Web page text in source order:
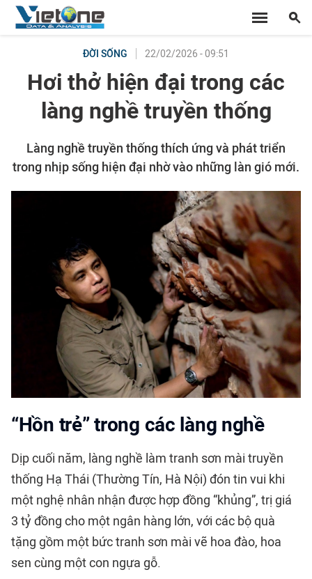
ĐỜI SỐNG 22/02/2026 - 09:51
Hơi thở hiện đại trong các
làng nghề truyền thống
Làng nghề truyền thống thích ứng và phát triển
trong nhịp sống hiện đại nhờ vào những làn gió mới.
“Hồn trẻ” trong các làng nghề
Dịp cuối năm, làng nghề làm tranh sơn mài truyền
thống Hạ Thái (Thường Tín, Hà Nội) đón tin vui khi
một nghệ nhân nhận được hợp đồng “khủng”, trị giá
3 tỷ đồng cho một ngân hàng lớn, với các bộ quà
tặng gồm một bức tranh sơn mài vẽ hoa đào, hoa
sen cùng một con ngựa gỗ.